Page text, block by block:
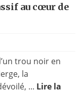
au cœur de
trou noir en
la
... Lire la